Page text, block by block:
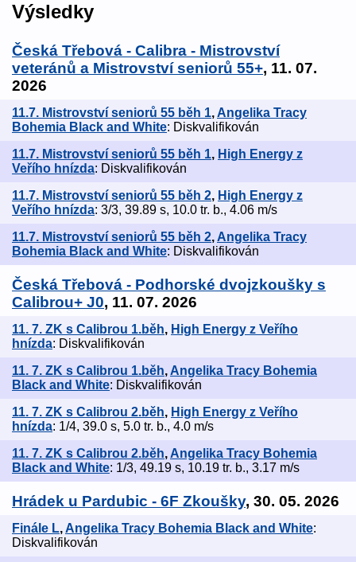
Výsledky
Česká Třebová - Calibra - Mistrovství
veteránů a Mistrovství seniorů 55+, 11. 07.
2026
11.7. Mistrovství seniorů 55 běh 1,Angelika Tracy
Bohemia Black and White: Diskvalifikován
11.7. Mistrovství seniorů 55 běh 1, High Energy z
Veřího hnízda: Diskvalifikován
11.7. Mistrovství seniorů 55 běh 2, High Energy z
Veřího hnízda: 3/3, 39.89 s, 10.0 tr. b., 4.06 m/s
11.7. Mistrovství seniorů 55 běh 2, Angelika Tracy
Bohemia Black and White: Diskvalifikován
Česká Třebová - Podhorské dvojzkoušky s
Calibrou+ J0, 11. 07. 2026
11. 7. ZK s Calibrou 1.běh, High Energy z Veřího
hnízda: Diskvalifikován
11. 7. ZK s Calibrou 1.běh, Angelika Tracy Bohemia
Black and White: Diskvalifikován
11. 7. ZK s Calibrou 2.běh, High Energy z Veřího
hnízda: 1/4, 39.0 s, 5.0 tr. b., 4.0 m/s
11. 7. ZK s Calibrou 2.běh, Angelika Tracy Bohemia
Black and White: 1/3, 49.19 s, 10.19 tr. b., 3.17 m/s
Hrádek u Pardubic - 6F Zkoušky, 30. 05. 2026
Finále L,Angelika Tracy Bohemia Black and White:
Diskvalifikován